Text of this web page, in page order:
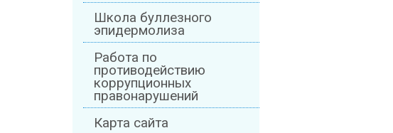
Школа буллезного
эпидермолиза
Работа по
противодействию
коррупционных
правонарушений
Карта сайта